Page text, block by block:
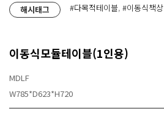
해시태그 #다목적테이블, #이동식책상
이동식모듈테이블(1인용)
MDLF
W785*D623*H720